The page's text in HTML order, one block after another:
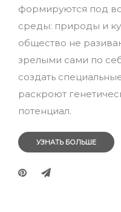
формируются под
среды: природы и
общество не
зрелыми сами по
создать
раскроют
потенциал.
УЗНАТЬ БОЛЬШЕ